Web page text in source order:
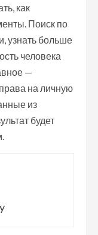
как
Поиск по
узнать больше
человека
—
на личную
из
будет